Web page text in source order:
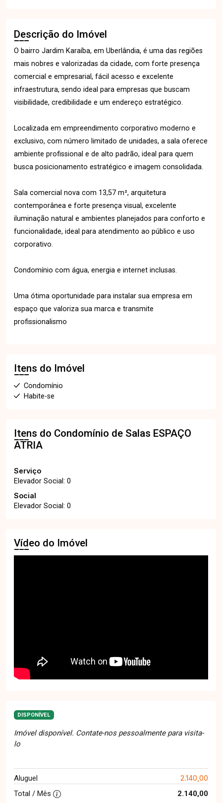
Descrição do Imóvel
O bairro Jardim Karaíba, em Uberlândia, é uma das regiões
mais nobres e valorizadas da cidade, com forte presença
comercial e empresarial, fácil acesso e excelente
infraestrutura, sendo ideal para empresas que buscam
visibilidade, credibilidade e um endereço estratégico.
Localizada em empreendimento corporativo moderno e
exclusivo, com número limitado de unidades, a sala oferece
ambiente profissional e de alto padrão, ideal para quem
busca posicionamento estratégico e imagem consolidada.
Sala comercial nova com 13,57 m², arquitetura
contemporânea e forte presença visual, excelente
iluminação natural e ambientes planejados para conforto e
funcionalidade, ideal para atendimento ao público e uso
corporativo.
Condomínio com água, energia e internet inclusas.
Uma ótima oportunidade para instalar sua empresa em
espaço que valoriza sua marca e transmite
profissionalismo
Itens do Imóvel
Condomínio
Habite-se
Itens do Condomínio de Salas ESPAÇO
ATRIA
Serviço
Elevador Social: 0
Social
Elevador Social: 0
Vídeo do Imóvel
DISPONÍVEL
Imóvel disponível. Contate-nos pessoalmente para visita-
lo
Aluguel 2.140,00
Total / Mês 2.140,00